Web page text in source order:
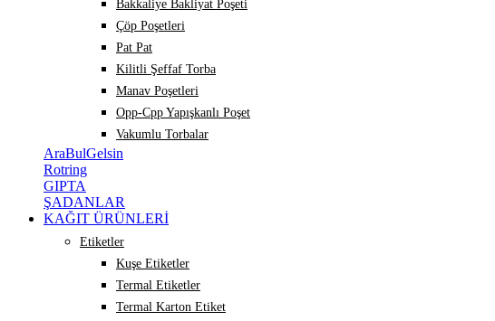
Bakkaliye Bakliyat Poşeti
Çöp Poşetleri
Pat Pat
Kilitli Şeffaf Torba
Manav Poşetleri
Opp-Cpp Yapışkanlı Poşet
Vakumlu Torbalar
AraBulGelsin
Rotring
GIPTA
ŞADANLAR
KAĞIT ÜRÜNLERİ
Etiketler
Kuşe Etiketler
Termal Etiketler
Termal Karton Etiket